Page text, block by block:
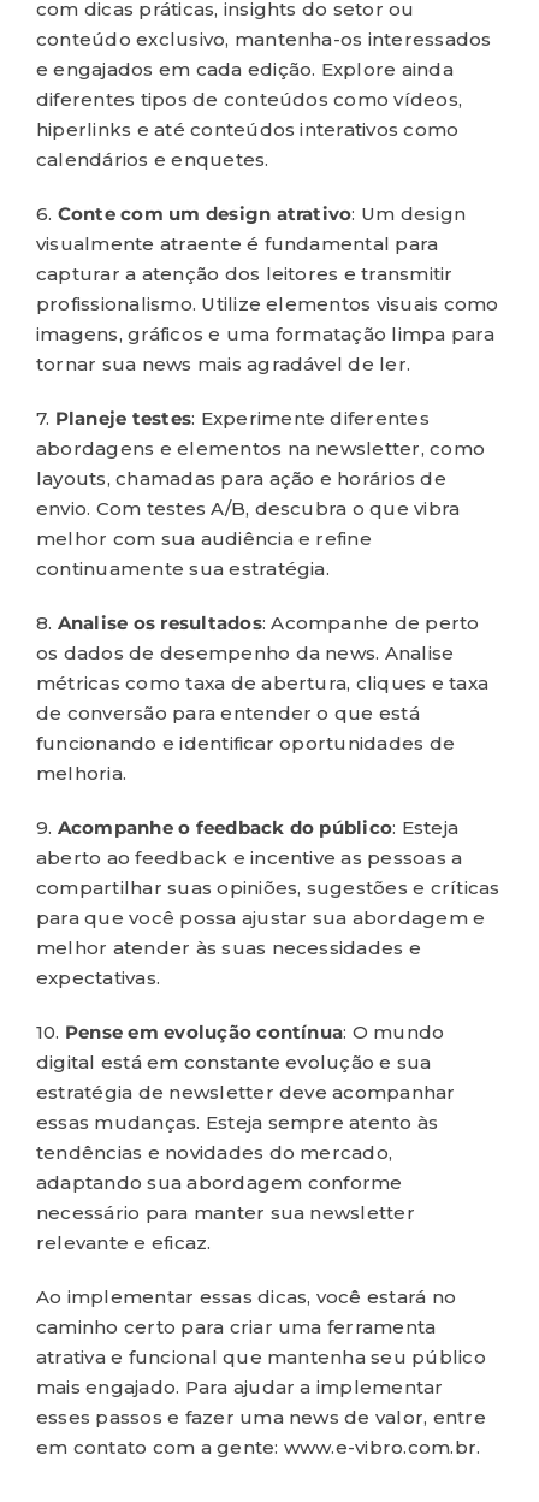
com dicas práticas, insights do setor ou
conteúdo exclusivo, mantenha-os interessados
e engajados em cada edição. Explore ainda
diferentes tipos de conteúdos como vídeos,
hiperlinks e até conteúdos interativos como
calendários e enquetes.
6. Conte com um design atrativo: Um design
visualmente atraente é fundamental para
capturar a atenção dos leitores e transmitir
profissionalismo. Utilize elementos visuais como
imagens, gráficos e uma formatação limpa para
tornar sua news mais agradável de ler.
7. Planeje testes: Experimente diferentes
abordagens e elementos na newsletter, como
layouts, chamadas para ação e horários de
envio. Com testes A/B, descubra o que vibra
melhor com sua audiência e refine
continuamente sua estratégia.
8. Analise os resultados: Acompanhe de perto
os dados de desempenho da news. Analise
métricas como taxa de abertura, cliques e taxa
de conversão para entender o que está
funcionando e identificar oportunidades de
melhoria.
9. Acompanhe o feedback do público: Esteja
aberto ao feedback e incentive as pessoas a
compartilhar suas opiniões, sugestões e críticas
para que você possa ajustar sua abordagem e
melhor atender às suas necessidades e
expectativas.
10. Pense em evolução contínua: O mundo
digital está em constante evolução e sua
estratégia de newsletter deve acompanhar
essas mudanças. Esteja sempre atento às
tendências e novidades do mercado,
adaptando sua abordagem conforme
necessário para manter sua newsletter
relevante e eficaz.
Ao implementar essas dicas, você estará no
caminho certo para criar uma ferramenta
atrativa e funcional que mantenha seu público
mais engajado. Para ajudar a implementar
esses passos e fazer uma news de valor, entre
em contato com a gente: www.e-vibro.com.br.